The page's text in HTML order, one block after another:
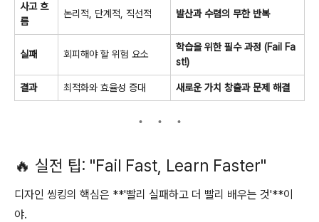
사고 흐
름
논리적, 단계적, 직선적 발산과 수렴의 무한 반복
실패 회피해야 할 위험 요소
학습을 위한 필수 과정 (Fail Fa
st!)
결과 최적화와 효율성 증대 새로운 가치 창출과 문제 해결
🔥 실전 팁: "Fail Fast, Learn Faster"
디자인 씽킹의 핵심은 **'빨리 실패하고 더 빨리 배우는 것'**이
야.